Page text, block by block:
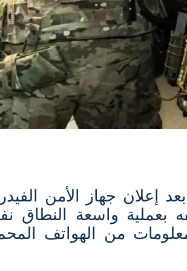
إعلان جهاز الأمن
بعملية واسعة النطاق
من الهواتف